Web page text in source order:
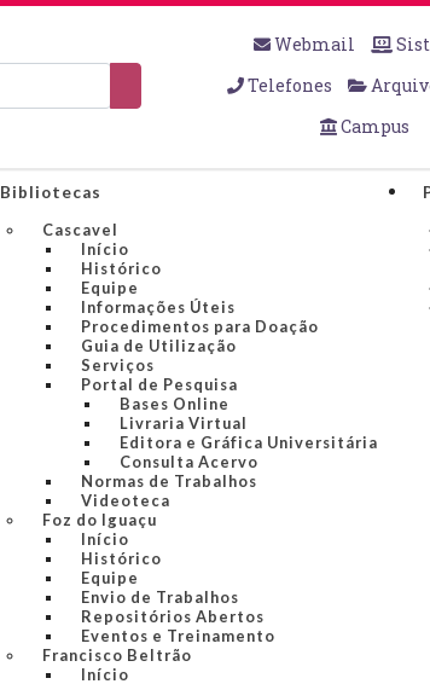
Webmail
Telefones
Campus
Bibliotecas
Cascavel
Início
Histórico
Equipe
Informações Úteis
Procedimentos para Doação
Guia de Utilização
Serviços
Portal de Pesquisa
Bases Online
Livraria Virtual
Editora e Gráfica Universitária
Consulta Acervo
Normas de Trabalhos
Videoteca
Foz do Iguaçu
Início
Histórico
Equipe
Envio de Trabalhos
Repositórios Abertos
Eventos e Treinamento
Francisco Beltrão
Início